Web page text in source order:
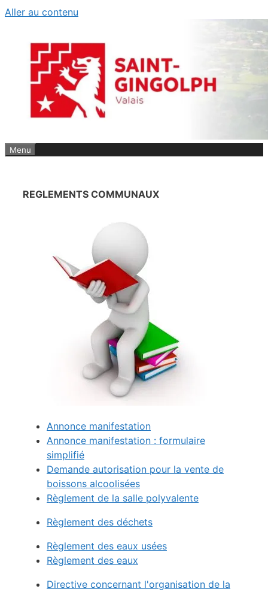
Aller au contenu
Menu
REGLEMENTS COMMUNAUX
Annonce manifestation
Annonce manifestation : formulaire
simplifié
Demande autorisation pour la vente de
boissons alcoolisées
Règlement de la salle polyvalente
Règlement des déchets
Règlement des eaux usées
Règlement des eaux
Directive concernant l'organisation de la